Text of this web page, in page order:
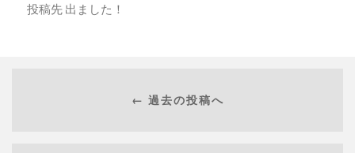
投稿先 出ました！
← 過去の投稿へ